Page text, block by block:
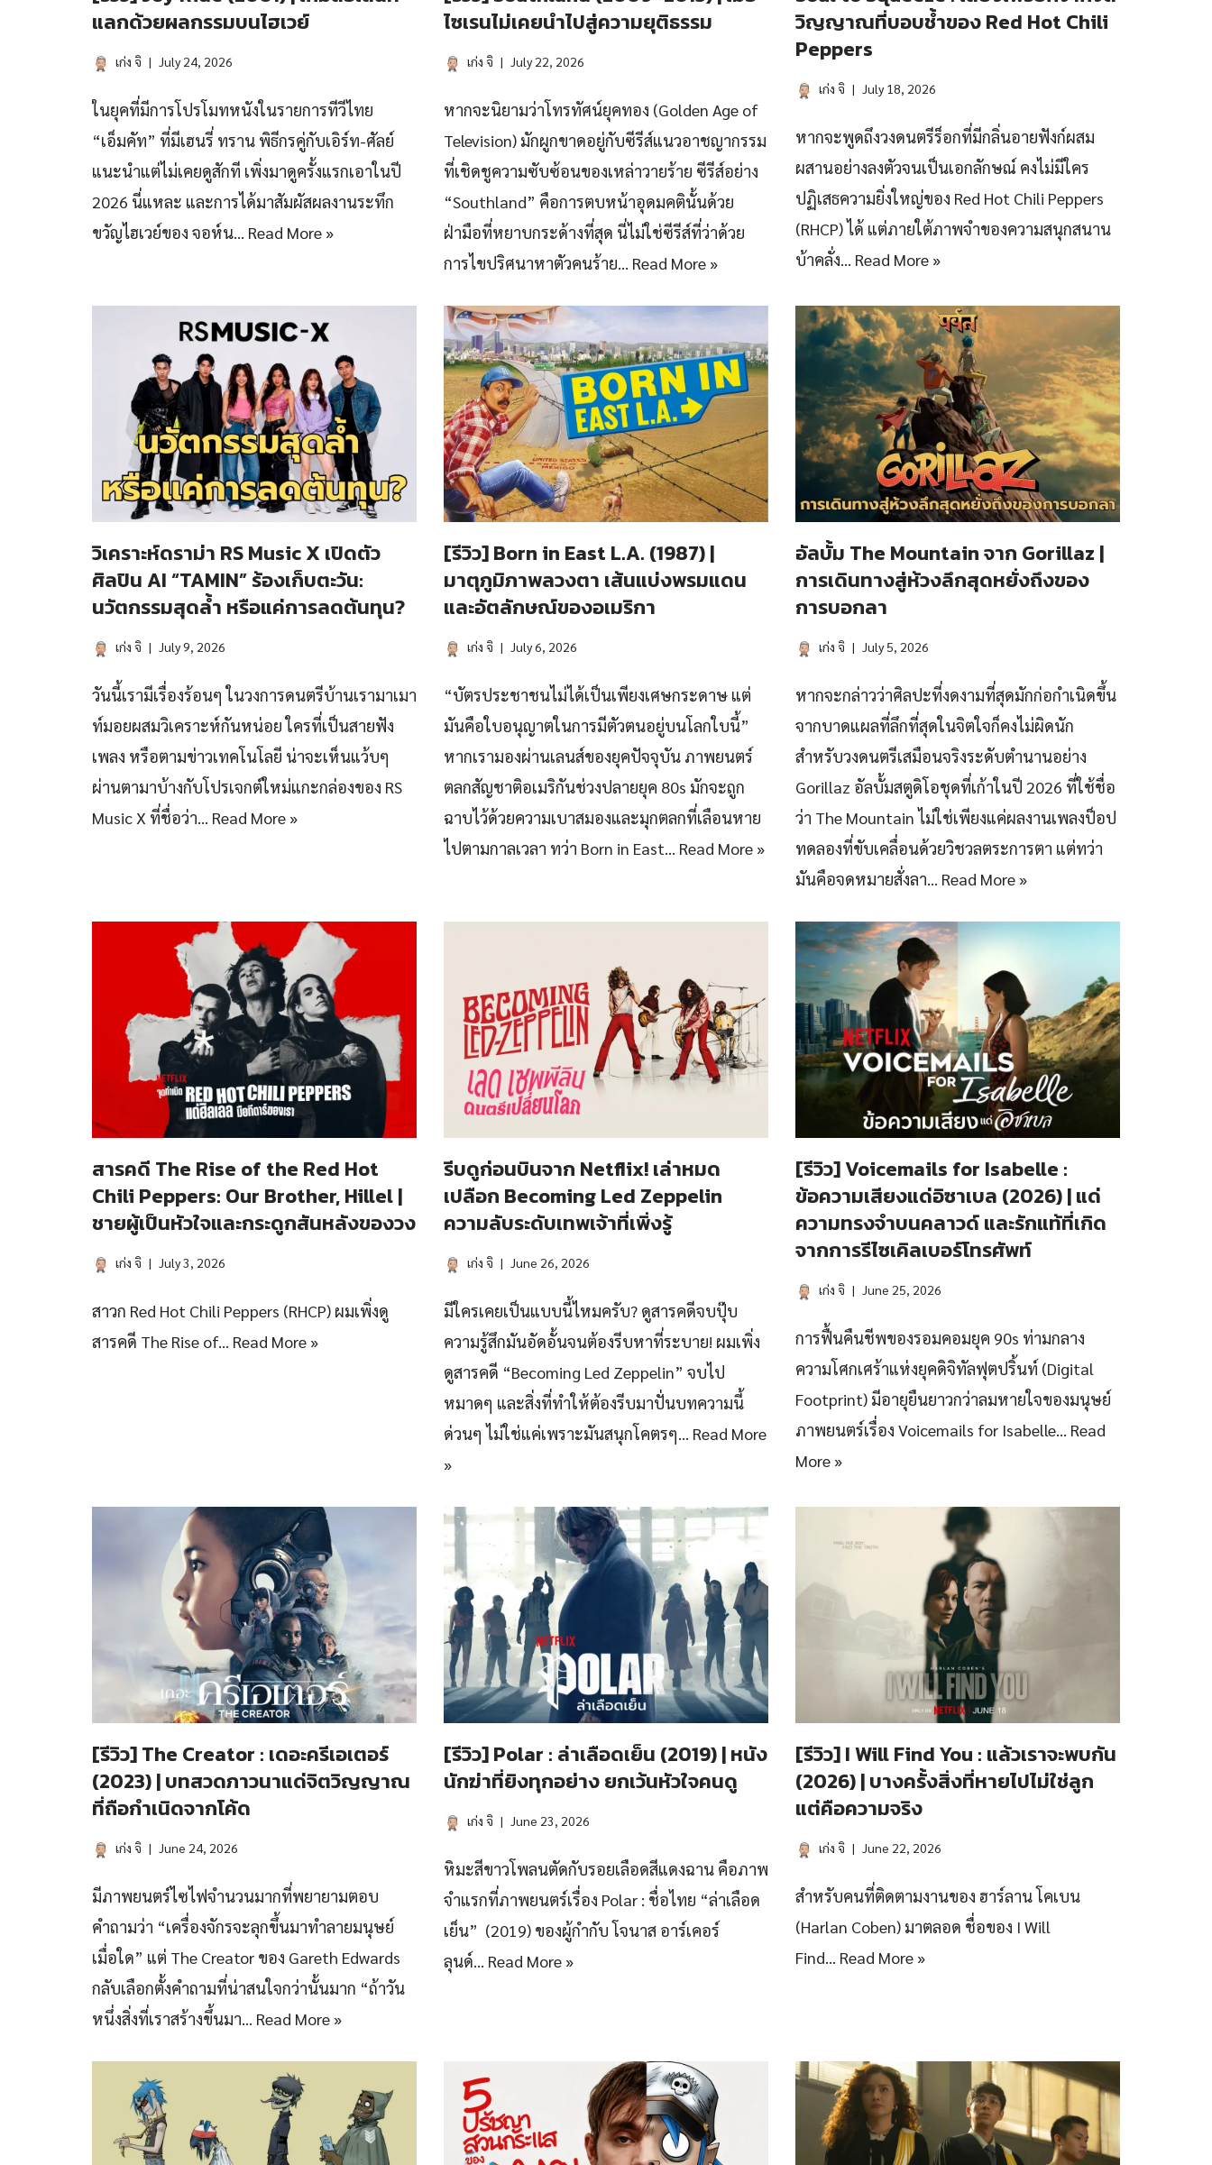
แลกด้วยผลกรรมบนไฮเวย์
เก่ง จิ July 24, 2026
ในยุคที่มีการโปรโมทหนังในรายการทีวีไทย
“เอ็มคัท” ที่มีเฮนรี่ ทราน พิธีกรคู่กับเอิร์ท-ศัลย์
แนะนำแต่ไม่เคยดูสักที เพิ่งมาดูครั้งแรกเอาในปี
2026 นี่แหละ และการได้มาสัมผัสผลงานระทึก
ขวัญไฮเวย์ของ จอห์น… Read More »
ไซเรนไม่เคยนำไปสู่ความยุติธรรม
เก่ง จิ July 22, 2026
หากจะนิยามว่าโทรทัศน์ยุคทอง (Golden Age of
Television) มักผูกขาดอยู่กับซีรีส์แนวอาชญากรรม
ที่เชิดชูความซับซ้อนของเหล่าวายร้าย ซีรีส์อย่าง
“Southland” คือการตบหน้าอุดมคตินั้นด้วย
ฝ่ามือที่หยาบกระด้างที่สุด นี่ไม่ใช่ซีรีส์ที่ว่าด้วย
การไขปริศนาหาตัวคนร้าย… Read More »
วิญญาณที่บอบช้ำของ Red Hot Chili
Peppers
เก่ง จิ July 18, 2026
หากจะพูดถึงวงดนตรีร็อกที่มีกลิ่นอายฟังก์ผสม
ผสานอย่างลงตัวจนเป็นเอกลักษณ์ คงไม่มีใคร
ปฏิเสธความยิ่งใหญ่ของ Red Hot Chili Peppers
(RHCP) ได้ แต่ภายใต้ภาพจำของความสนุกสนาน
บ้าคลั่ง… Read More »
วิเคราะห์ดราม่า RS Music X เปิดตัว
ศิลปิน AI “TAMIN” ร้องเก็บตะวัน:
นวัตกรรมสุดล้ำ หรือแค่การลดต้นทุน?
เก่ง จิ July 9, 2026
วันนี้เรามีเรื่องร้อนๆ ในวงการดนตรีบ้านเรามาเมา
ท์มอยผสมวิเคราะห์กันหน่อย ใครที่เป็นสายฟัง
เพลง หรือตามข่าวเทคโนโลยี น่าจะเห็นแว้บๆ
ผ่านตามาบ้างกับโปรเจกต์ใหม่แกะกล่องของ RS
Music X ที่ชื่อว่า… Read More »
[รีวิว] Born in East L.A. (1987) |
มาตุภูมิภาพลวงตา เส้นแบ่งพรมแดน
และอัตลักษณ์ของอเมริกา
เก่ง จิ July 6, 2026
“บัตรประชาชนไม่ได้เป็นเพียงเศษกระดาษ แต่
มันคือใบอนุญาตในการมีตัวตนอยู่บนโลกใบนี้”
หากเรามองผ่านเลนส์ของยุคปัจจุบัน ภาพยนตร์
ตลกสัญชาติอเมริกันช่วงปลายยุค 80s มักจะถูก
ฉาบไว้ด้วยความเบาสมองและมุกตลกที่เลือนหาย
ไปตามกาลเวลา ทว่า Born in East… Read More »
อัลบั้ม The Mountain จาก Gorillaz |
การเดินทางสู่ห้วงลึกสุดหยั่งถึงของ
การบอกลา
เก่ง จิ July 5, 2026
หากจะกล่าวว่าศิลปะที่งดงามที่สุดมักก่อกำเนิดขึ้น
จากบาดแผลที่ลึกที่สุดในจิตใจก็คงไม่ผิดนัก
สำหรับวงดนตรีเสมือนจริงระดับตำนานอย่าง
Gorillaz อัลบั้มสตูดิโอชุดที่เก้าในปี 2026 ที่ใช้ชื่อ
ว่า The Mountain ไม่ใช่เพียงแค่ผลงานเพลงป็อป
ทดลองที่ขับเคลื่อนด้วยวิชวลตระการตา แต่ทว่า
มันคือจดหมายสั่งลา… Read More »
สารคดี The Rise of the Red Hot
Chili Peppers: Our Brother, Hillel |
ชายผู้เป็นหัวใจและกระดูกสันหลังของวง
เก่ง จิ July 3, 2026
สาวก Red Hot Chili Peppers (RHCP) ผมเพิ่งดู
สารคดี The Rise of… Read More »
รีบดูก่อนบินจาก Netflix! เล่าหมด
เปลือก Becoming Led Zeppelin
ความลับระดับเทพเจ้าที่เพิ่งรู้
เก่ง จิ June 26, 2026
มีใครเคยเป็นแบบนี้ไหมครับ? ดูสารคดีจบปุ๊บ
ความรู้สึกมันอัดอั้นจนต้องรีบหาที่ระบาย! ผมเพิ่ง
ดูสารคดี “Becoming Led Zeppelin” จบไป
หมาดๆ และสิ่งที่ทำให้ต้องรีบมาปั่นบทความนี้
ด่วนๆ ไม่ใช่แค่เพราะมันสนุกโคตรๆ… Read More
»
[รีวิว] Voicemails for Isabelle :
ข้อความเสียงแด่อิซาเบล (2026) | แด่
ความทรงจำบนคลาวด์ และรักแท้ที่เกิด
จากการรีไซเคิลเบอร์โทรศัพท์
เก่ง จิ June 25, 2026
การฟื้นคืนชีพของรอมคอมยุค 90s ท่ามกลาง
ความโศกเศร้าแห่งยุคดิจิทัลฟุตปริ้นท์ (Digital
Footprint) มีอายุยืนยาวกว่าลมหายใจของมนุษย์
ภาพยนตร์เรื่อง Voicemails for Isabelle… Read
More »
[รีวิว] The Creator : เดอะครีเอเตอร์
(2023) | บทสวดภาวนาแด่จิตวิญญาณ
ที่ถือกำเนิดจากโค้ด
เก่ง จิ June 24, 2026
มีภาพยนตร์ไซไฟจำนวนมากที่พยายามตอบ
คำถามว่า “เครื่องจักรจะลุกขึ้นมาทำลายมนุษย์
เมื่อใด” แต่ The Creator ของ Gareth Edwards
กลับเลือกตั้งคำถามที่น่าสนใจกว่านั้นมาก “ถ้าวัน
หนึ่งสิ่งที่เราสร้างขึ้นมา… Read More »
[รีวิว] Polar : ล่าเลือดเย็น (2019) | หนัง
นักฆ่าที่ยิงทุกอย่าง ยกเว้นหัวใจคนดู
เก่ง จิ June 23, 2026
หิมะสีขาวโพลนตัดกับรอยเลือดสีแดงฉาน คือภาพ
จำแรกที่ภาพยนตร์เรื่อง Polar : ชื่อไทย “ล่าเลือด
เย็น” (2019) ของผู้กำกับ โจนาส อาร์เคอร์
ลุนด์… Read More »
[รีวิว] I Will Find You : แล้วเราจะพบกัน
(2026) | บางครั้งสิ่งที่หายไปไม่ใช่ลูก
แต่คือความจริง
เก่ง จิ June 22, 2026
สำหรับคนที่ติดตามงานของ ฮาร์ลาน โคเบน
(Harlan Coben) มาตลอด ชื่อของ I Will
Find… Read More »